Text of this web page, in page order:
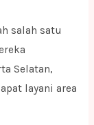
salah satu
Selatan,
layani area